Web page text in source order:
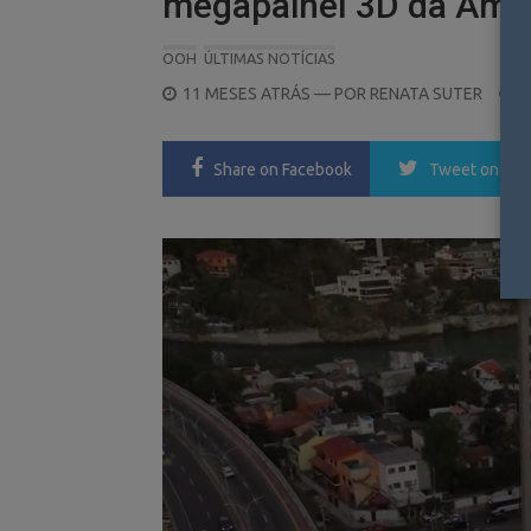
OOH ÚLTIMAS NOTÍCIAS
POSTED
11 MESES ATRÁS — POR RENATA SUTER
Share on Facebook Tweet on